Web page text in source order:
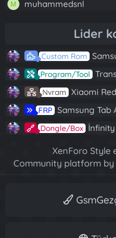
M muhammedsnl
Lider
Custom Rom Samsung Tab
Program/Tool Transsion After
Nvram Xiaomi Redmi Note 9
FRP Samsung Tab A 8
Dongle/Box İnfinity Box
XenForo Style
Community platform by